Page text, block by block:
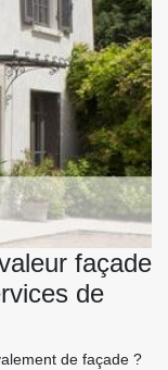
façade
de
de façade ?